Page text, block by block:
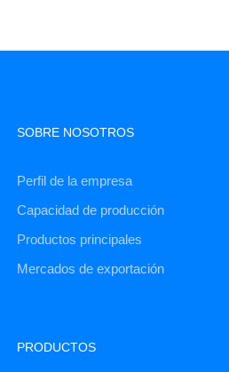
SOBRE NOSOTROS
Perfil de la empresa
Capacidad de producción
Productos principales
Mercados de exportación
PRODUCTOS